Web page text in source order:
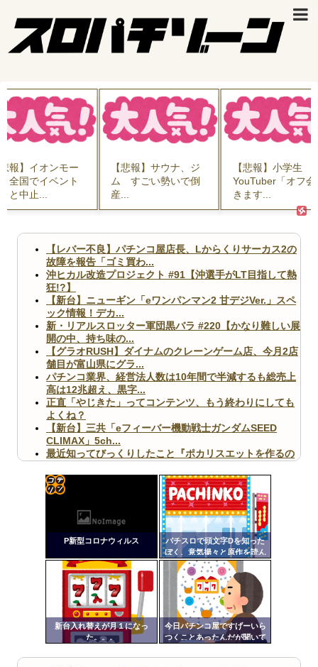
報】イオンモー
全国でイベント
と中止...
【悲報】サウナ、ジ
ム すごい勢いで倒
産...
【悲報】小学生
YouTuber「オフ会
きます...
【レバー不良】パチンコ屋店長、Lからくりサーカス2の
故障を報告「ゴミ買わ...
沖ヒカル改造プロジェクト #91【沖選手がLT目指して熱
狂!?】
【新台】ニューギン「eワンパンマン2 甘デジVer.」スペ
ック情報！デカ...
新・リアルスロッター軍団黒バラ #220【かなり難しい展
開の中、持ち味の...
【グラオRUSH】ダイナムのクレーンゲーム店、今月2店
舗目が富山県にグラ...
パチンコ業界、経営法人数は10年間で半減するも総売上
高は12兆超え、黒字...
正直「やじきた」ってコンテンツ、もう終わりにしても
よくね？
【新台】三共「eフィーバー機動戦士ガンダムSEED
CLIMAX」5ch...
最近知ってびっくりしたこと『ポカリスエットを作るの
【ヤバ杉】日本の無車検車「実は俺たち20万台も走って
ますｗ」←これどうす...
【閲覧注意】俺が近くにいると機械が壊れるんだけどさ
【画像】ペプシコーラ社、「こういうのでいいんだよ」
な新商品を発売
Powered by livedoor 相互RSS
P新型コロナウィルス
パチスロで頭文字Dを知った
ぼく、意気揚々と原作を読ん
だら第一話からなつきがパパ
活してて困惑
新台入れ替えが月１になっ
た。。。
今日パチンコ屋ですげーいら
つくことあったんだが聞いて
定リ
ンク
自動
更新
ツー